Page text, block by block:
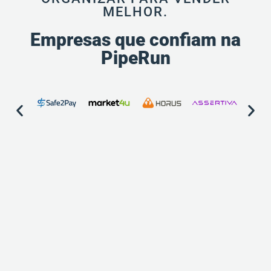
MELHOR.
Empresas que confiam na
PipeRun